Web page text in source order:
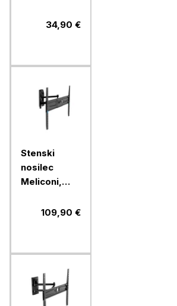
FTR400 CG
34,90 €
Stenski
nosilec
Meliconi,
FDRP600,
109,90 €